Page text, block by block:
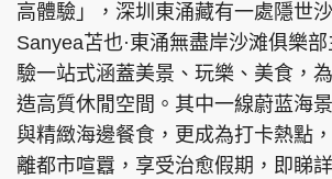
高體驗」，深圳東涌藏有一處隱
Sanyea苫也·東涌無盡岸沙滩俱樂
驗一站式涵蓋美景、玩樂、美食，
造高質休閒空間。其中一線蔚蓝海
與精緻海邊餐食，更成為打卡熱點
離都市喧囂，享受治愈假期，即睇詳